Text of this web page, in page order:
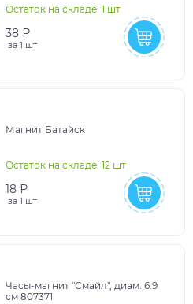
Остаток на складе: 1 шт
38 ₽
за 1 шт
Магнит Батайск
Остаток на складе: 12 шт
18 ₽
за 1 шт
Часы-магнит "Смайл", диам. 6.9
см 807371